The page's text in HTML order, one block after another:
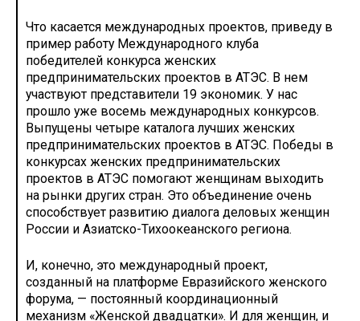
Что касается международных проектов, приведу в
пример работу Международного клуба
победителей конкурса женских
предпринимательских проектов в АТЭС. В нем
участвуют представители 19 экономик. У нас
прошло уже восемь международных конкурсов.
Выпущены четыре каталога лучших женских
предпринимательских проектов в АТЭС. Победы в
конкурсах женских предпринимательских
проектов в АТЭС помогают женщинам выходить
на рынки других стран. Это объединение очень
способствует развитию диалога деловых женщин
России и Азиатско-Тихоокеанского региона.
И, конечно, это международный проект,
созданный на платформе Евразийского женского
форума, — постоянный координационный
механизм «Женской двадцатки». И для женщин, и